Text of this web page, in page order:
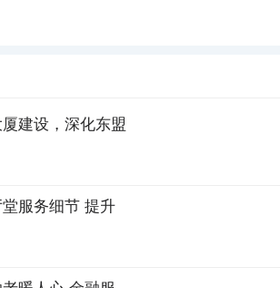
建设，深化东盟
服务细节 提升